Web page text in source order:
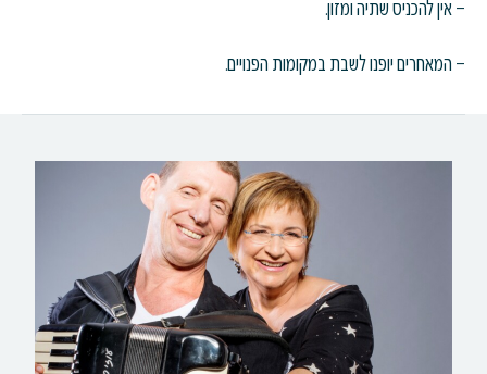
– אין להכניס שתיה ומזון.
– המאחרים יופנו לשבת במקומות הפנויים.